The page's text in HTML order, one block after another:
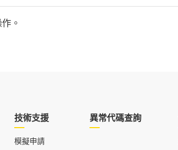
。
技術支援
模擬申請
異常代碼查詢